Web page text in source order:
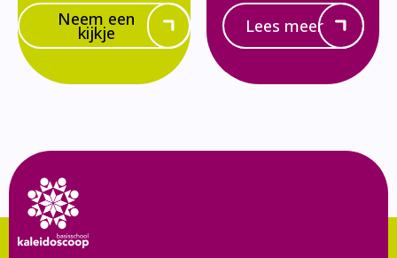
Neem een
kijkje Lees meer